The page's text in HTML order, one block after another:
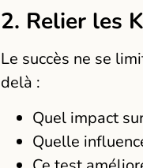
2. Relier les
Le succès ne se
delà :
Quel impact
Quelle